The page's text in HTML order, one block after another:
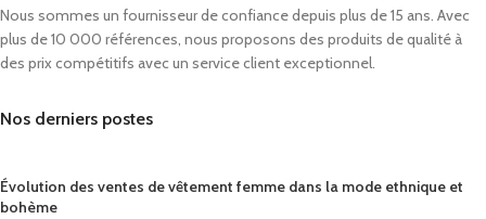
Nous sommes un fournisseur de confiance depuis plus de 15 ans. Avec
plus de 10 000 références, nous proposons des produits de qualité à
des prix compétitifs avec un service client exceptionnel.
Nos derniers postes
Évolution des ventes de vêtement femme dans la mode ethnique et
bohème